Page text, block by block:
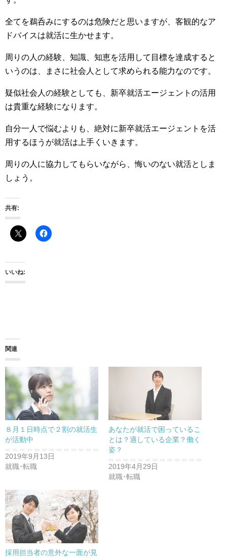
全てを鵜呑みにするのは危険だと思いますが、客観的なア
ドバイスは就活に生かせます。
周りの人の経験、知識、知恵を活用して目標を達成すると
いうのは、まさに社会人として求められる能力なのです。
疑似社会人の経験としても、新卒就活エージェントの活用
は貴重な経験になります。
自分一人で悩むよりも、絶対に新卒就活エージェントを活
用するほうが就活は上手くいきます。
周りの人に協力してもらいながら、悔いのない就活としま
しょう。
共有:
いいね:
関連
８月１日時点で２割の就活生
が活動中
2019年9月13日
就職･転職
あなたが就活で困っているこ
とは？適している企業？働く
姿？
2019年4月29日
就職･転職
採用担当者の意外な一面が見